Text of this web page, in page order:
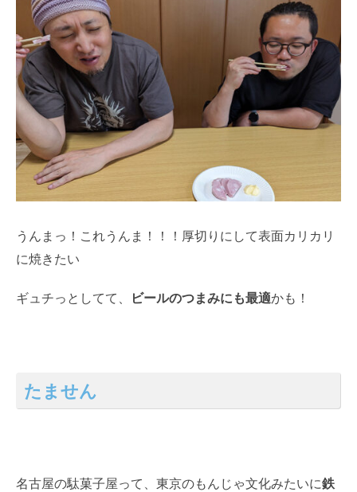
うんまっ！これうんま！！！厚切りにして表面カリカリ
に焼きたい
ギュチっとしてて、 ビールのつまみにも最適かも！
たません
名古屋の駄菓子屋って、東京のもんじゃ文化みたいに鉄